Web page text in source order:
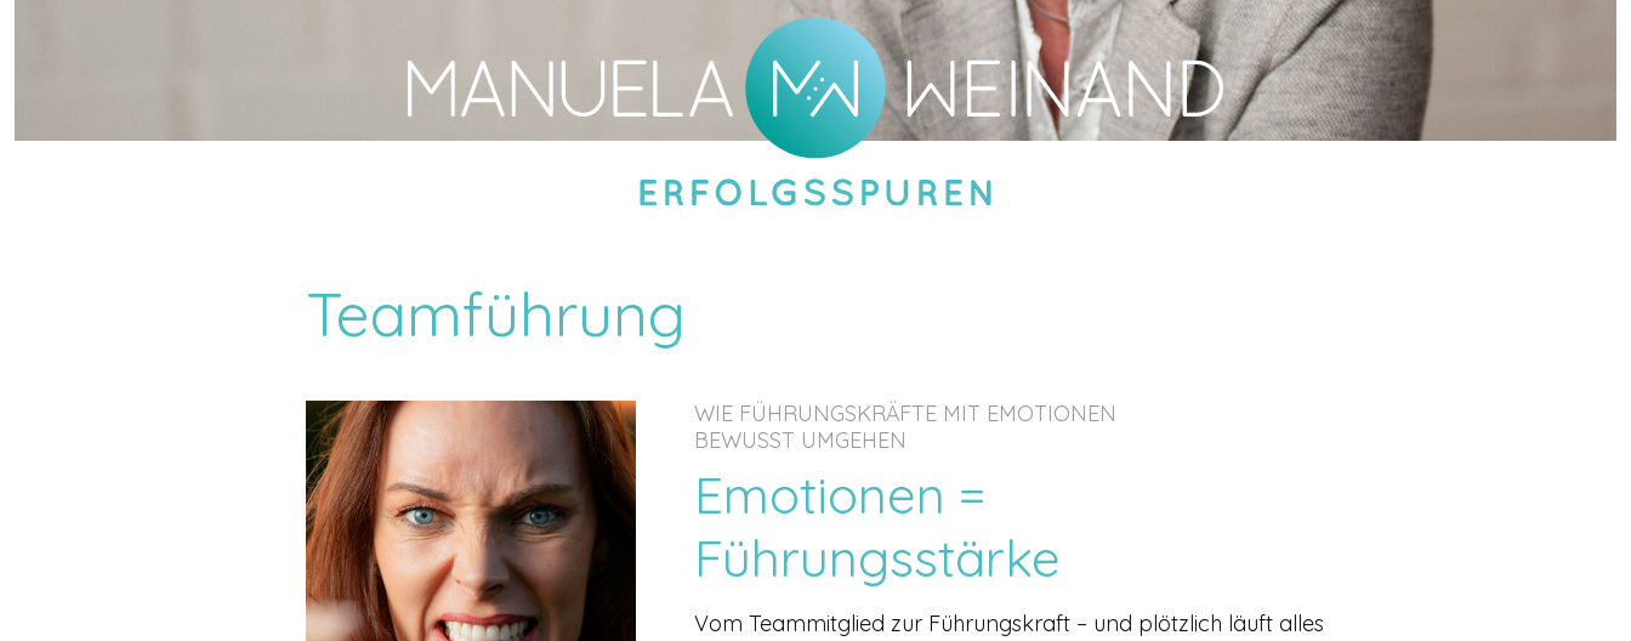
Teamführung
WIE FÜHRUNGSKRÄFTE MIT EMOTIONEN
BEWUSST UMGEHEN
Emotionen =
Führungsstärke
Vom Teammitglied zur Führungskraft – und plötzlich läuft alles